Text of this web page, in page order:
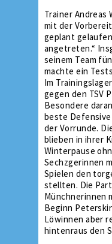
Trainer Andreas
mit der
geplant
angetreten.“
seinem Team
machte ein
Im
gegen den TSV
Besondere
beste
der Vorrunde.
blieben in ihrer
Winterpause
Sechzgerinnen
Spielen den
stellten. Die
Münchnerinnen
Beginn
Löwinnen aber
hintenraus den